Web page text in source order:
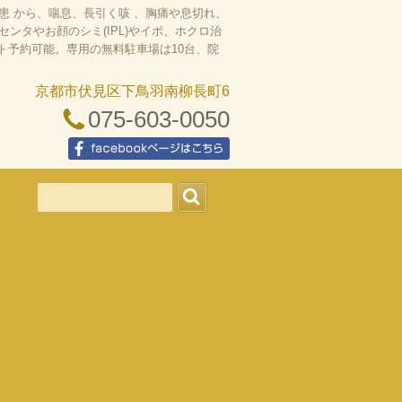
から、喘息、長引く咳 、胸痛や息切れ、
ンタやお顔のシミ(IPL)やイボ、ホクロ治
予約可能。専用の無料駐車場は10台、院
京都市伏見区下鳥羽南柳長町6
075-603-0050
facebookページはこちら